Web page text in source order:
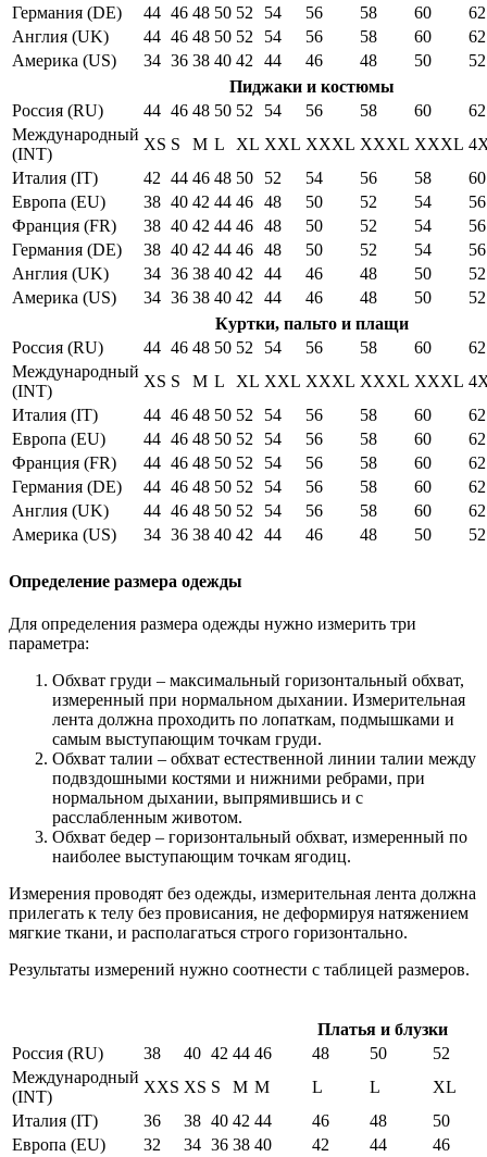
Германия (DE)
44 46 48 50 52 54 56 58 60
62
Англия (UK)
44 46 48 50 52 54 56 58 60
62
Америка (US)
34 36 38 40 42 44 46 48 50
52
Пиджаки и костюмы
Россия (RU)
44 46 48 50 52 54 56 58 60
62
Международный
(INT)
XS S M L XL XXL XXXL XXXL XXXL
Италия (IT)
42 44 46 48 50 52 54 56 58
60
Европа (EU)
38 40 42 44 46 48 50 52 54
56
Франция (FR)
38 40 42 44 46 48 50 52 54
56
Германия (DE)
38 40 42 44 46 48 50 52 54
56
Англия (UK)
34 36 38 40 42 44 46 48 50
52
Америка (US)
34 36 38 40 42 44 46 48 50
52
Куртки, пальто и плащи
Россия (RU)
44 46 48 50 52 54 56 58 60
62
Международный
(INT)
XS S M L XL XXL XXXL XXXL XXXL
Италия (IT)
44 46 48 50 52 54 56 58 60
62
Европа (EU)
44 46 48 50 52 54 56 58 60
62
Франция (FR)
44 46 48 50 52 54 56 58 60
62
Германия (DE)
44 46 48 50 52 54 56 58 60
62
Англия (UK)
44 46 48 50 52 54 56 58 60
62
Америка (US)
34 36 38 40 42 44 46 48 50 52
Определение размера одежды
Для определения размера одежды нужно измерить три
параметра:
Обхват груди – максимальный горизонтальный обхват,
измеренный при нормальном дыхании. Измерительная
лента должна проходить по лопаткам, подмышками и
самым выступающим точкам груди.
Обхват талии – обхват естественной линии талии между
подвздошными костями и нижними ребрами, при
нормальном дыхании, выпрямившись и с
расслабленным животом.
Обхват бедер – горизонтальный обхват, измеренный по
наиболее выступающим точкам ягодиц.
Измерения проводят без одежды, измерительная лента должна
прилегать к телу без провисания, не деформируя натяжением
мягкие ткани, и располагаться строго горизонтально.
Результаты измерений нужно соотнести с таблицей размеров.
Платья и блузки
Россия (RU)
38 40 42 44 46 48 50
52
Международный
(INT)
XXS XS S M M L L
XL
Италия (IT)
36 38 40 42 44 46 48
50
Европа (EU)
32 34 36 38 40 42 44
46